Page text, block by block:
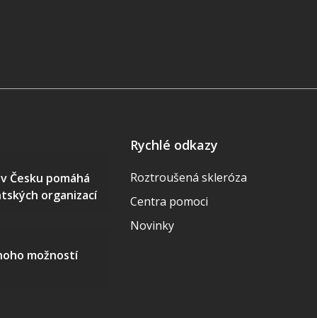
Česku pomáhá
organizací
možností
Rychlé odkazy
Roztroušená skleróza
Centra pomoci
Novinky